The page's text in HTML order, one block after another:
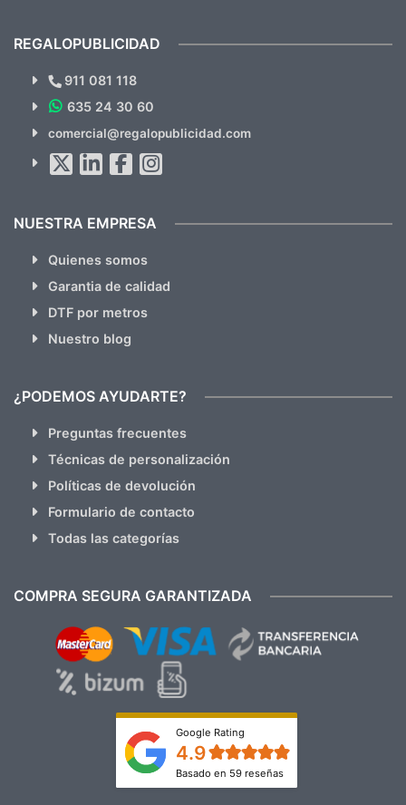
¿Quieres ver nuestras últimas
Novedades y Ofertas?
hacemos Spam)
REGALOPUBLICIDAD
911 081 118
635 24 30 60
comercial@regalopublicidad.com
NUESTRA EMPRESA
Quienes somos
Garantia de calidad
DTF por metros
Nuestro blog
¿PODEMOS AYUDARTE?
Preguntas frecuentes
Técnicas de personalización
Políticas de devolución
Formulario de contacto
Todas las categorías
COMPRA SEGURA GARANTIZADA
Google Rating
4.9
Basado en 59 reseñas